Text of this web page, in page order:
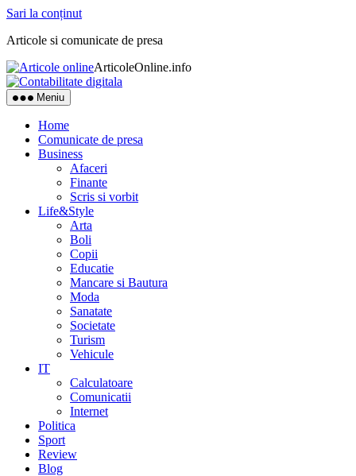
Sari la conținut
Articole si comunicate de presa
ArticoleOnline.info
Meniu
Home
Comunicate de presa
Business
Afaceri
Finante
Scris si vorbit
Life&Style
Arta
Boli
Copii
Educatie
Mancare si Bautura
Moda
Sanatate
Societate
Turism
Vehicule
IT
Calculatoare
Comunicatii
Internet
Politica
Sport
Review
Blog